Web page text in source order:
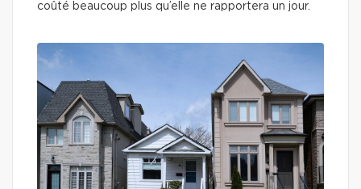
coûté beaucoup plus qu’elle ne rapportera un jour.